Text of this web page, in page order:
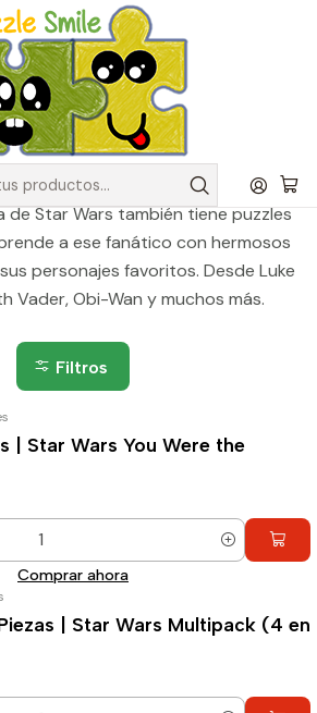
pedidos sobre $50.000 en Regiones de la
y Rompecabezas Puzzles Star Wars
Star Wars
lejana, había un puzzle de star wars
de Star Wars también tiene puzzles
a ese fanático con hermosos
personajes favoritos. Desde Luke
Vader, Obi-Wan y muchos más.
Filtros
| Star Wars You Were the
Comprar ahora
| Star Wars Multipack (4 en